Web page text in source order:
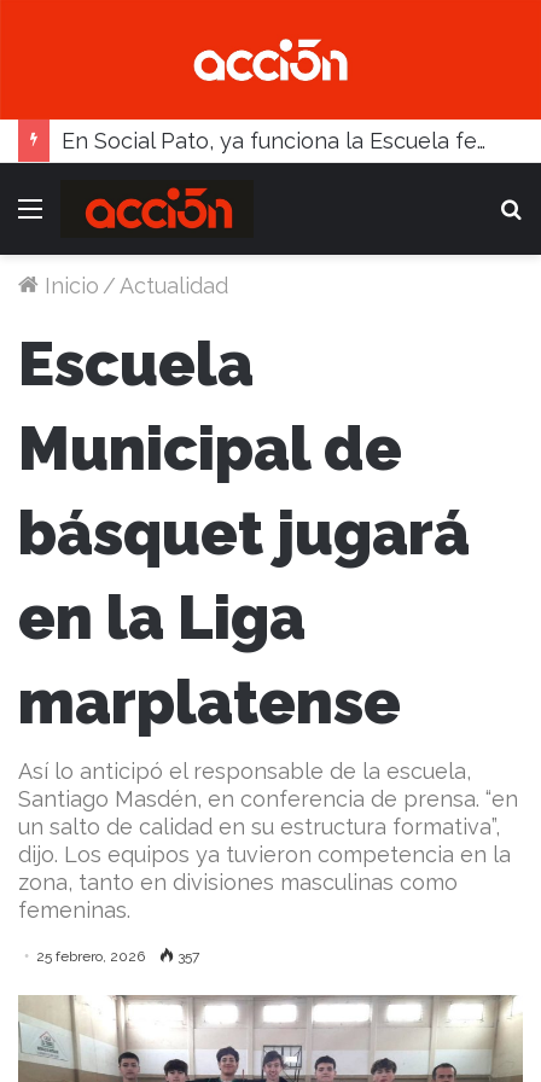
En Social Pato, ya funciona la Escuela femenina de paleta
Menú
Inicio /Actualidad
Escuela
Municipal de
básquet jugará
en la Liga
marplatense
Así lo anticipó el responsable de la escuela,
Santiago Masdén, en conferencia de prensa. “en
un salto de calidad en su estructura formativa”,
dijo. Los equipos ya tuvieron competencia en la
zona, tanto en divisiones masculinas como
femeninas.
25 febrero, 2026 357